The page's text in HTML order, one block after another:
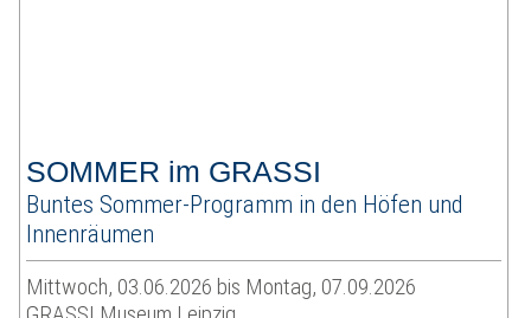
SOMMER im GRASSI
Buntes Sommer-Programm in den Höfen und
Innenräumen
Mittwoch, 03.06.2026 bis Montag, 07.09.2026